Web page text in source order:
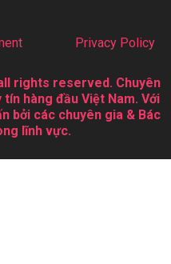
Privacy Policy
rights reserved. Chuyên
hàng đầu Việt Nam. Với
bởi các chuyên gia & Bác
lĩnh vực.